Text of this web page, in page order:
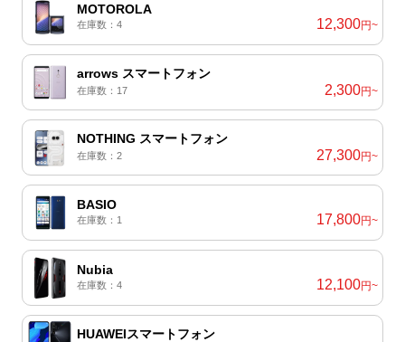
MOTOROLA
在庫数：4 12,300円~
arrows スマートフォン
在庫数：17 2,300円~
NOTHING スマートフォン
在庫数：2 27,300円~
BASIO
在庫数：1 17,800円~
Nubia
在庫数：4 12,100円~
HUAWEIスマートフォン